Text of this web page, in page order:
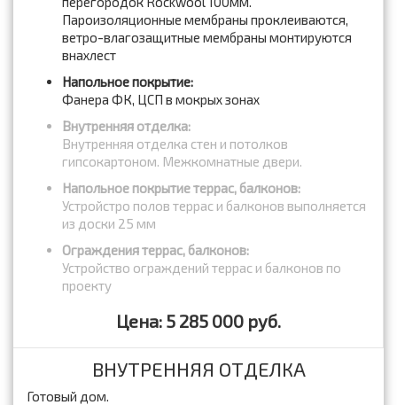
Пароизоляционные мембраны проклеиваются,
ветро-влагозащитные мембраны монтируются
внахлест
Напольное покрытие:
Фанера ФК, ЦСП в мокрых зонах
Внутренняя отделка:
Внутренняя отделка стен и потолков
гипсокартоном. Межкомнатные двери.
Напольное покрытие террас, балконов:
Устройстро полов террас и балконов выполняется
из доски 25 мм
Ограждения террас, балконов:
Устройство ограждений террас и балконов по
проекту
Цена: 5 285 000 руб.
ВНУТРЕННЯЯ ОТДЕЛКА
Готовый дом.